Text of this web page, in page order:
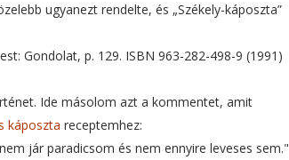
ugyanezt rendelte, és „Székely-káposzta”
Gondolat, p. 129. ISBN 963-282-498-9 (1991)
Ide másolom azt a kommentet, amit
káposzta receptemhez:
jár paradicsom és nem ennyire leveses sem."